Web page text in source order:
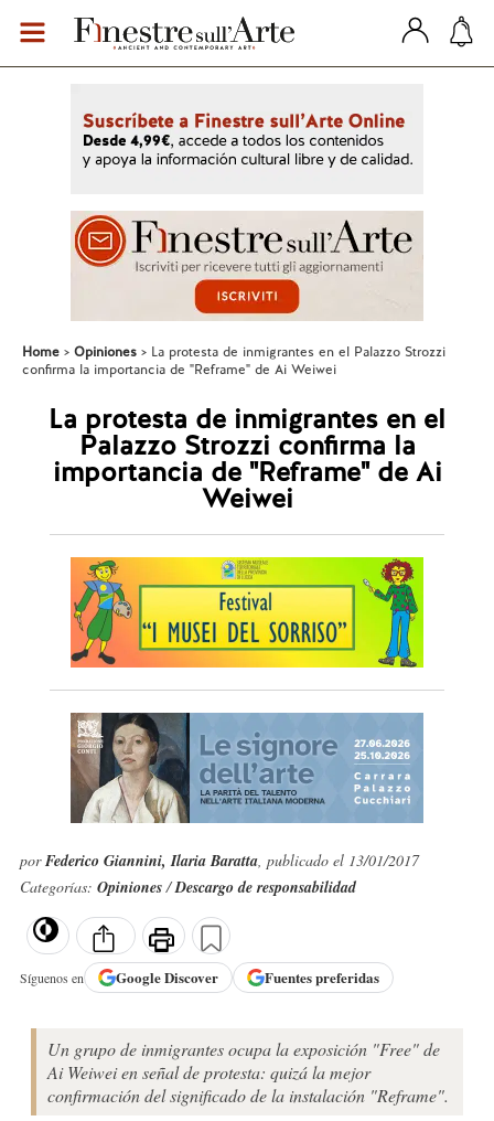
Home Opiniones
La protesta de inmigrantes en el Palazzo Strozzi
confirma la importancia de "Reframe" de Ai Weiwei
La protesta de inmigrantes en el
Palazzo Strozzi confirma la
importancia de "Reframe" de Ai
Weiwei
porFederico Giannini, Ilaria Baratta, publicado el 13/01/2017
Categorías: Opiniones/Descargo de responsabilidad
Síguenos en GoogleDiscover Fuentes preferidas
Un grupo de inmigrantes ocupa la exposición "Free" de
Ai Weiwei en señal de protesta: quizá la mejor
confirmación del significado de la instalación "Reframe".